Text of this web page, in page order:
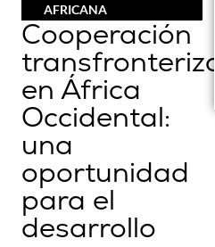
AFRICANA
Cooperación
transfronteriza
en África
Occidental:
una
oportunidad
para el
desarrollo